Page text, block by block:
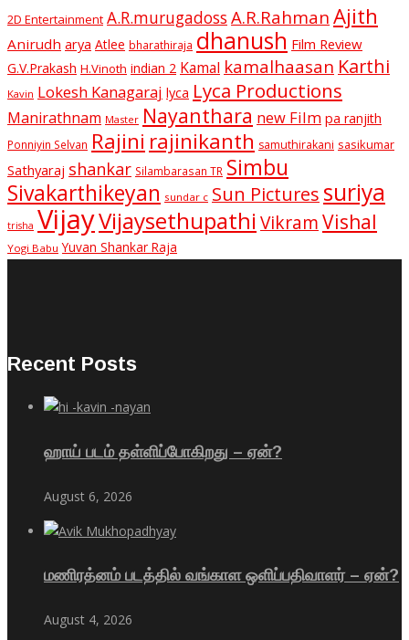
2D Entertainment A.R.murugadoss A.R.Rahman Ajith
Anirudh arya Atlee bharathiraja dhanush Film Review
G.V.Prakash H.Vinoth indian 2 Kamal kamalhaasan Karthi
Kavin Lokesh Kanagaraj lyca Lyca Productions
Manirathnam Master Nayanthara new Film pa ranjith
Ponniyin Selvan Rajini rajinikanth samuthirakani sasikumar
Sathyaraj shankar Silambarasan TR Simbu
Sivakarthikeyan sundar c Sun Pictures suriya
trisha VijayVijaysethupathi VikramVishal
Yogi Babu Yuvan Shankar Raja
Recent Posts
ஹாய் படம் தள்ளிப்போகிறது – ஏன்?
August 6, 2026
மணிரத்னம் படத்தில் வங்காள ஒளிப்பதிவாளர் – ஏன்?
August 4, 2026